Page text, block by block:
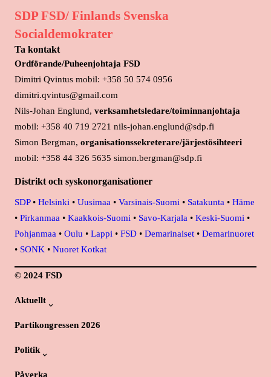
SDP FSD/ Finlands Svenska
Socialdemokrater
Ta kontakt
Ordförande/Puheenjohtaja FSD
Dimitri Qvintus mobil: +358 50 574 0956
dimitri.qvintus@gmail.com
Nils-Johan Englund, verksamhetsledare/toiminnanjohtaja
mobil: +358 40 719 2721 nils-johan.englund@sdp.fi
Simon Bergman, organisationssekreterare/järjestösihteeri
mobil: +358 44 326 5635 simon.bergman@sdp.fi
Distrikt och syskonorganisationer
SDP• Helsinki • Uusimaa • Varsinais-Suomi • Satakunta • Häme
• Pirkanmaa • Kaakkois-Suomi • Savo-Karjala • Keski-Suomi •
Pohjanmaa • Oulu • Lappi • FSD • Demarinaiset • Demarinuoret
• SONK • Nuoret Kotkat
© 2024 FSD
Aktuellt
Partikongressen 2026
Politik
Påverka